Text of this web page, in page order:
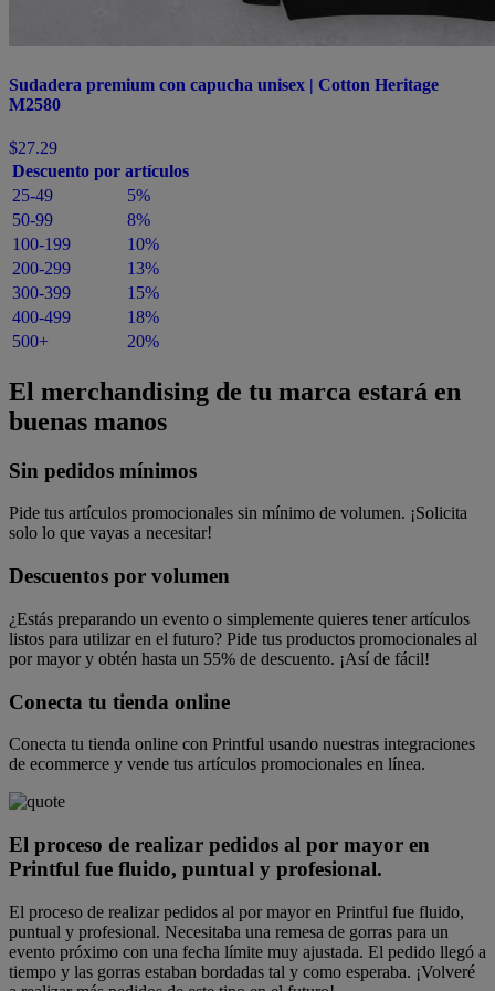
Sudadera premium con capucha unisex | Cotton Heritage
M2580
$27.29
Descuento por artículos
25-49
5%
50-99
8%
100-199
10%
200-299
13%
300-399
15%
400-499
18%
500+
20%
El merchandising de tu marca estará en
buenas manos
Sin pedidos mínimos
Pide tus artículos promocionales sin mínimo de volumen. ¡Solicita
solo lo que vayas a necesitar!
Descuentos por volumen
¿Estás preparando un evento o simplemente quieres tener artículos
listos para utilizar en el futuro? Pide tus productos promocionales al
por mayor y obtén hasta un 55% de descuento. ¡Así de fácil!
Conecta tu tienda online
Conecta tu tienda online con Printful usando nuestras integraciones
de ecommerce y vende tus artículos promocionales en línea.
El proceso de realizar pedidos al por mayor en
Printful fue fluido, puntual y profesional.
El proceso de realizar pedidos al por mayor en Printful fue fluido,
puntual y profesional. Necesitaba una remesa de gorras para un
evento próximo con una fecha límite muy ajustada. El pedido llegó a
tiempo y las gorras estaban bordadas tal y como esperaba. ¡Volveré